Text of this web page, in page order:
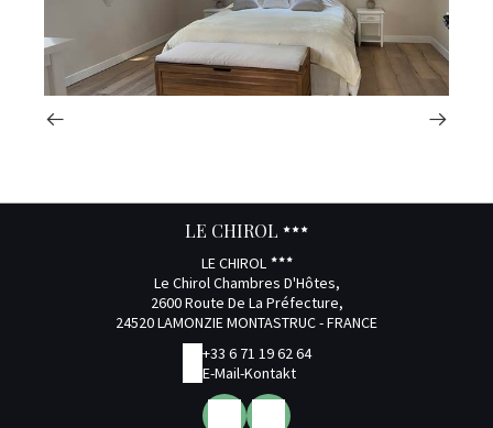
LE CHIROL
LE CHIROL
Le Chirol Chambres D'Hôtes,
2600 Route De La Préfecture,
24520 LAMONZIE MONTASTRUC - FRANCE
+33 6 71 19 62 64
E-Mail-Kontakt